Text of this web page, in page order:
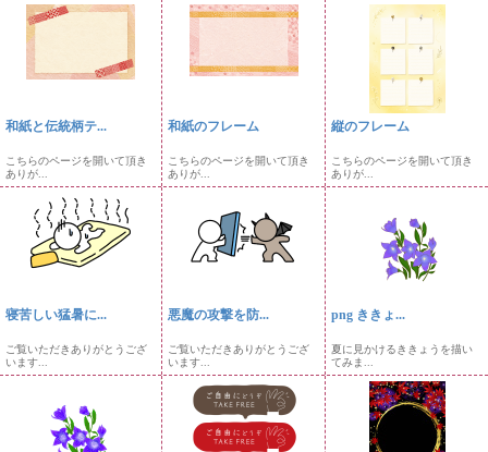
和紙と伝統柄テ...
こちらのページを開いて頂き
ありが...
和紙のフレーム
こちらのページを開いて頂き
ありが...
縦のフレーム
こちらのページを開いて頂き
ありが...
寝苦しい猛暑に...
ご覧いただきありがとうござ
います...
悪魔の攻撃を防...
ご覧いただきありがとうござ
います...
png ききょ...
夏に見かけるききょうを描い
てみま...